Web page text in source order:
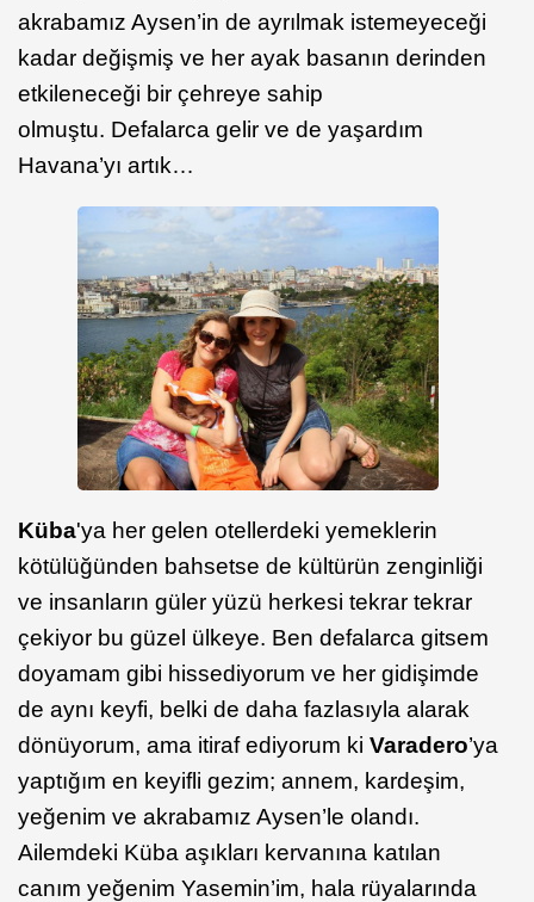
akrabamız Aysen’in de ayrılmak istemeyeceği
kadar değişmiş ve her ayak basanın derinden
etkileneceği bir çehreye sahip
olmuştu. Defalarca gelir ve de yaşardım
Havana’yı artık…
Küba'ya her gelen otellerdeki yemeklerin
kötülüğünden bahsetse de kültürün zenginliği
ve insanların güler yüzü herkesi tekrar tekrar
çekiyor bu güzel ülkeye. Ben defalarca gitsem
doyamam gibi hissediyorum ve her gidişimde
de aynı keyfi, belki de daha fazlasıyla alarak
dönüyorum, ama itiraf ediyorum ki Varadero’ya
yaptığım en keyifli gezim; annem, kardeşim,
yeğenim ve akrabamız Aysen’le olandı.
Ailemdeki Küba aşıkları kervanına katılan
canım yeğenim Yasemin’im, hala rüyalarında